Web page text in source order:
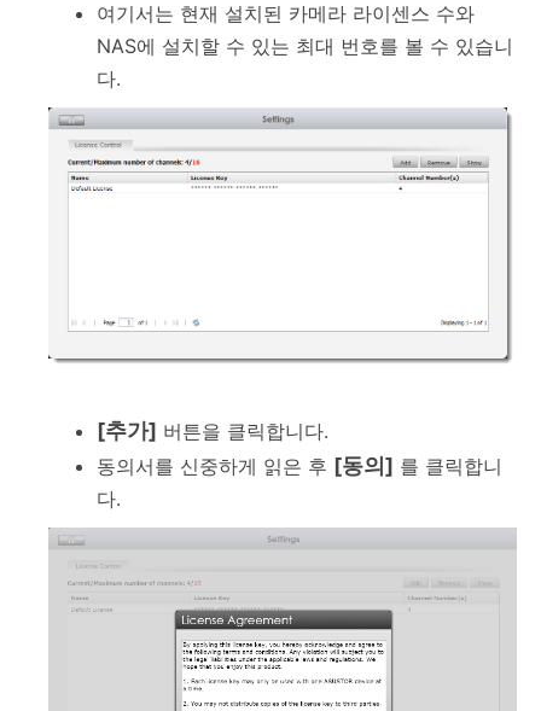
여기서는 현재 설치된 카메라 라이센스 수와
NAS에 설치할 수 있는 최대 번호를 볼 수 있습니
다.
[추가] 버튼을 클릭합니다.
동의서를 신중하게 읽은 후 [동의] 를 클릭합니
다.